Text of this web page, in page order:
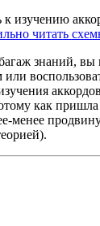
изучению
читать
знаний, вы
как пришла
менее